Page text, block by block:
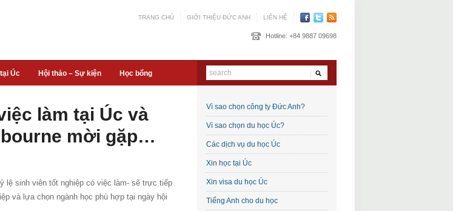
TRANG CHỦ GIỚI THIỆU ĐỨC ANH LIÊN HỆ
Hotline: +84 9887 09698
Úc Hội thảo – Sự kiện Học bổng
làm tại Úc và
mời gặp…
lệ sinh viên tốt nghiệp có việc làm- sẽ trực tiếp
và lựa chọn ngành học phù hợp tại ngày hội
Vì sao chọn công ty Đức Anh?
Vì sao chọn du học Úc?
Các dịch vụ du học Úc
Xin học tại Úc
Xin visa du học Úc
Tiếng Anh cho du học